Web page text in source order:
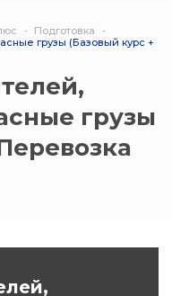
Программы
Программы
Подготовка
грузы (Базовый курс +
грузы